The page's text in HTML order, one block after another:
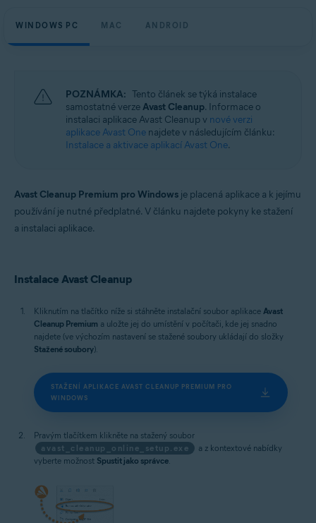
Avast Cleanup Premium
WINDOWS PC MAC ANDROID
POZNÁMKA: Tento článek se týká instalace
samostatné verzeAvast Cleanup. Informace o
instalaci aplikace Avast Cleanup v nové verzi
aplikace Avast One najdete v následujícím článku:
Instalace a aktivace aplikací Avast One.
Avast Cleanup Premium pro Windows je placená aplikace a k jejímu
používání je nutné předplatné. V článku najdete pokyny ke stažení
a instalaci aplikace.
Instalace Avast Cleanup
Kliknutím na tlačítko níže si stáhněte instalační soubor aplikace Avast
Cleanup Premium a uložte jej do umístění v počítači, kde jej snadno
najdete (ve výchozím nastavení se stažené soubory ukládají do složky
Stažené soubory).
STAŽENÍ APLIKACE AVAST CLEANUP PREMIUM PRO
WINDOWS
Pravým tlačítkem klikněte na stažený soubor
avast_cleanup_online_setup.exe
a z kontextové nabídky
vyberte možnost Spustit jako správce.